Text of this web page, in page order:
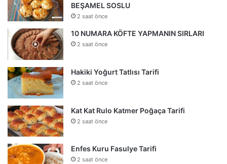
BEŞAMEL SOSLU
2 saat önce
10 NUMARA KÖFTE YAPMANIN SIRLARI
2 saat önce
Hakiki Yoğurt Tatlısı Tarifi
2 saat önce
Kat Kat Rulo Katmer Poğaça Tarifi
2 saat önce
Enfes Kuru Fasulye Tarifi
2 saat önce